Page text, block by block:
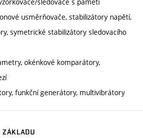
usměrňovače, stabilizátory napětí,
symetrické stabilizátory sledovacího
okénkové komparátory,
funkční generátory, multivibrátory
ZÁKLADU